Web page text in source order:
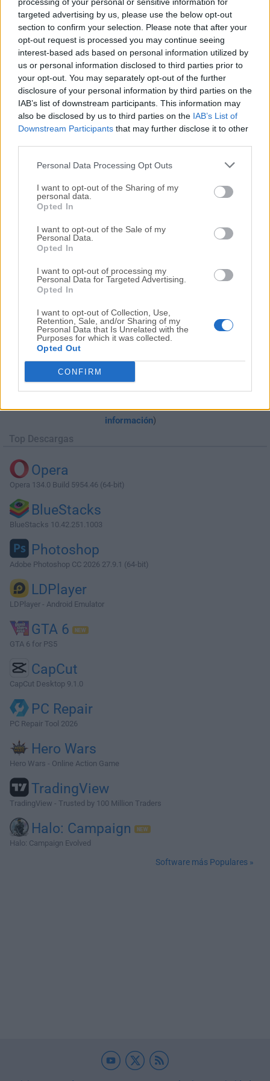
targeted advertising by us, please use the below opt-out
section to confirm your selection. Please note that after your
opt-out request is processed you may continue seeing
interest-based ads based on personal information utilized by
us or personal information disclosed to third parties prior to
your opt-out. You may separately opt-out of the further
disclosure of your personal information by third parties on the
IAB’s list of downstream participants. This information may
also be disclosed by us to third parties on the IAB’s List of
Downstream Participants that may further disclose it to other
Personal Data Processing Opt Outs
I want to opt-out of the Sharing of my
personal data.
Opted In
I want to opt-out of the Sale of my
Personal Data.
Opted In
I want to opt-out of processing my
Personal Data for Targeted Advertising.
Opted In
I want to opt-out of Collection, Use,
Retention, Sale, and/or Sharing of my
Personal Data that Is Unrelated with the
Purposes for which it was collected.
Opted Out
CONFIRM
nuestra reseña, simplemente hazclic aquí.
Todas las versiones antiguas distribuidas en nuestro
sitio web son completamente libres de virus y están
disponibles para su descarga sin costo alguno.
Nos encantaría saber de ti
háznoslo saber. ¡Valoramos tu opinión!
Descargar Internet Download Manager
6.18 Build 11
información)
Top Descargas
Opera
Opera 134.0 Build 5954.46 (64-bit)
BlueStacks
BlueStacks 10.42.251.1003
Photoshop
Adobe Photoshop CC 2026 27.9.1 (64-bit)
LDPlayer
LDPlayer - Android Emulator
GTA 6
GTA 6 for PS5
CapCut
CapCut Desktop 9.1.0
PC Repair
PC Repair Tool 2026
Hero Wars
Hero Wars - Online Action Game
TradingView
TradingView - Trusted by 100 Million Traders
Halo: Campaign
Halo: Campaign Evolved
Software más Populares »